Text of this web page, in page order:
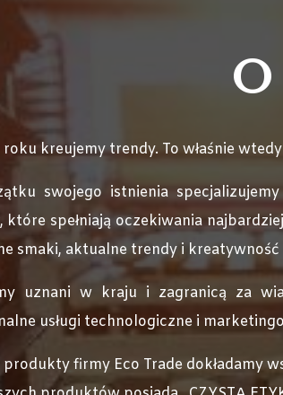
kreujemy trendy. To właśnie
swojego istnienia
które spełniają oczekiwania
smaki, aktualne trendy i
uznani w kraju i zagranicą za
usługi technologiczne i
firmy Eco Trade dokładamy